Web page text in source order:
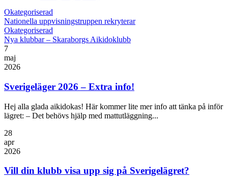
Okategoriserad
Nationella uppvisningstruppen rekryterar
Okategoriserad
Nya klubbar – Skaraborgs Aikidoklubb
7
maj
2026
Sverigeläger 2026 – Extra info!
Hej alla glada aikidokas! Här kommer lite mer info att tänka på inför
lägret: – Det behövs hjälp med mattutläggning...
28
apr
2026
Vill din klubb visa upp sig på Sverigelägret?